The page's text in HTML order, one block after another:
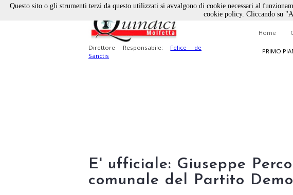
Direttore Responsabile: Felice de
Sanctis
Home
PRIMO
E' ufficiale: Giuseppe
comunale del Partito
Questo sito o gli strumenti terzi da questo utilizzati si avvalgono di cookie necessari al
cookie policy. Cliccando su